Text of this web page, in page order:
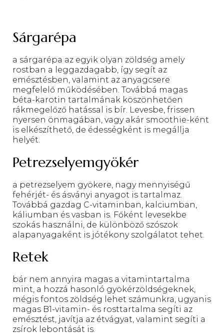
Sárgarépa
a sárgarépa az egyik olyan zöldség amely
rostban a leggazdagabb, így segít az
emésztésben, valamint az anyagcsere
megfelelő működésében. Továbbá magas
béta-karotin tartalmának köszönhetően
rákmegelőző hatással is bír. Levesbe, frissen
nyersen önmagában, vagy akár smoothie-ként
is elkészíthető, de édességként is megállja
helyét.
Petrezselyemgyökér
a petrezselyem gyökere, nagy mennyiségű
fehérjét- és ásványi anyagot is tartalmaz.
Továbbá gazdag C-vitaminban, kalciumban,
káliumban és vasban is. Főként levesekbe
szokás használni, de különböző szószok
alapanyagaként is jótékony szolgálatot tehet.
Retek
bár nem annyira magas a vitamintartalma
mint, a hozzá hasonló gyökérzöldségeknek,
mégis fontos zöldség lehet számunkra, ugyanis
magas B1-vitamin- és rosttartalma segíti az
emésztést, javítja az étvágyat, valamint segíti a
zsírok lebontását is.